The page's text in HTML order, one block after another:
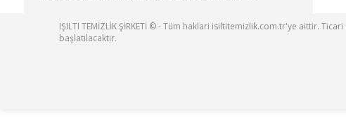
IŞILTI TEMİZLİK ŞİRKETİ © - Tüm haklari isiltitemizlik.com.tr'ye aittir.
başlatılacaktır.